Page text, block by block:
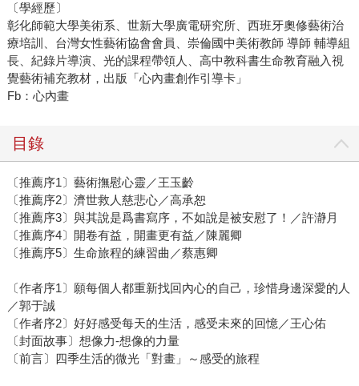
〔學經歷〕
彰化師範大學美術系、世新大學廣電研究所、西班牙奧修藝術治
療培訓、台灣女性藝術協會會員、崇倫國中美術教師 導師 輔導組
長、紀錄片導演、光的課程帶領人、高中教科書生命教育融入視
覺藝術補充教材，出版「心內畫創作引導卡」
Fb：心內畫
目錄
〔推薦序1〕藝術撫慰心靈／王玉齡
〔推薦序2〕濟世救人慈悲心／高承恕
〔推薦序3〕與其說是爲書寫序，不如說是被安慰了！／許瀞月
〔推薦序4〕開卷有益，開畫更有益／陳麗卿
〔推薦序5〕生命旅程的練習曲／蔡惠卿
〔作者序1〕願每個人都重新找回內心的自己，珍惜身邊深愛的人
／郭于誠
〔作者序2〕好好感受每天的生活，感受未來的回憶／王心佑
〔封面故事〕想像⼒-想像的⼒量
〔前言〕四季生活的微光「對畫」～感受的旅程